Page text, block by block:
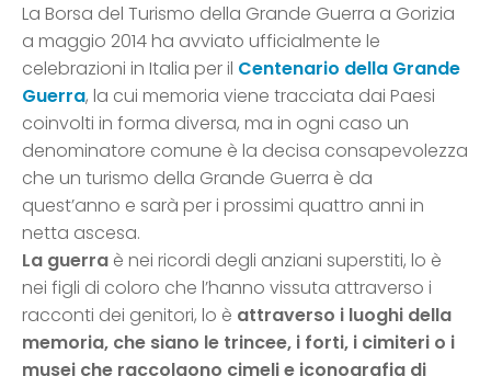
La Borsa del Turismo della Grande Guerra a Gorizia
a maggio 2014 ha avviato ufficialmente le
celebrazioni in Italia per il Centenario della Grande
Guerra, la cui memoria viene tracciata dai Paesi
coinvolti in forma diversa, ma in ogni caso un
denominatore comune è la decisa consapevolezza
che un turismo della Grande Guerra è da
quest’anno e sarà per i prossimi quattro anni in
netta ascesa.
La guerra è nei ricordi degli anziani superstiti, lo è
nei figli di coloro che l’hanno vissuta attraverso i
racconti dei genitori, lo è attraverso i luoghi della
memoria, che siano le trincee, i forti, i cimiteri o i
musei che raccolgono cimeli e iconografia di